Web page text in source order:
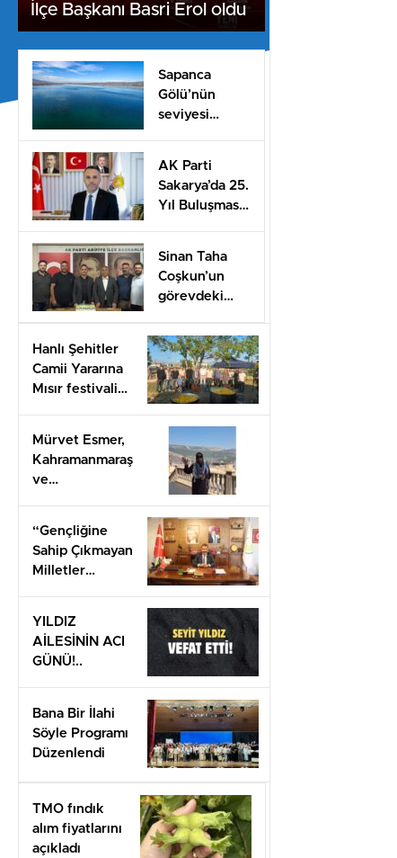
İlçe Başkanı Basri Erol oldu
Sapanca
Gölü’nün
seviyesi
üzerinde
AK Parti
Sakarya’da 25.
Yıl Buluşması
Sinan Taha
Coşkun’un
görevdeki
kutlandı.
Hanlı Şehitler
Camii Yararına
Mısır festivali
Mürvet Esmer,
Kahramanmaraş
ve
mesaj
gönderdi.
“Gençliğine
Sahip Çıkmayan
Milletler
YILDIZ
AİLESİNİN ACI
GÜNÜ!..
Bana Bir İlahi
Söyle Programı
Düzenlendi
TMO fındık
alım fiyatlarını
açıkladı